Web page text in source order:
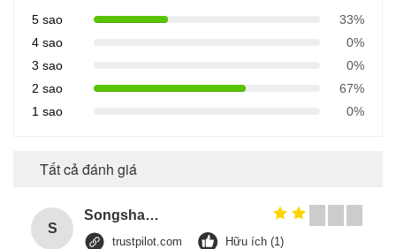
5 sao
33%
4 sao
0%
3 sao
0%
2 sao
67%
1 sao
0%
Tất cả đánh giá
S
Songshang
trustpilot.com Hữu ích (1)